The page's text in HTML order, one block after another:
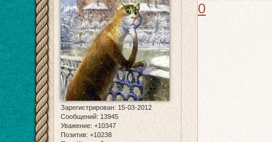
Зарегистрирован: 15-03-2012
Сообщений: 13945
Уважение: +10347
Позитив: +10238
0